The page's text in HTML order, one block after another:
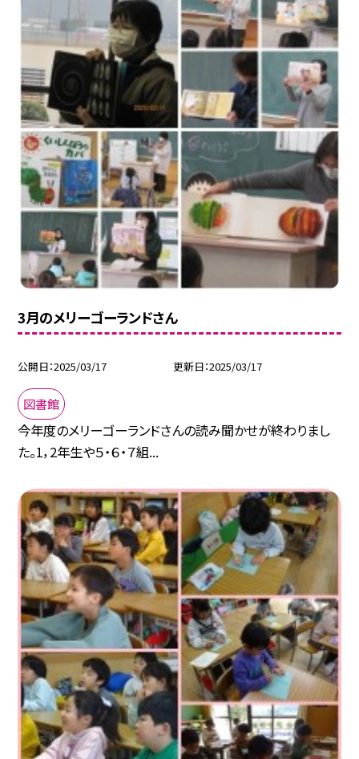
3月のメリーゴーランドさん
公開日 2025/03/17 更新日 2025/03/17
図書館
今年度のメリーゴーランドさんの読み聞かせが終わりまし
た。1，2年生や５・６・７組...